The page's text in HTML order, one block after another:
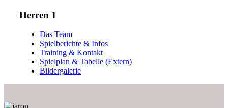
Herren 1
Das Team
Spielberichte & Infos
Training & Kontakt
Spielplan & Tabelle (Extern)
Bildergalerie